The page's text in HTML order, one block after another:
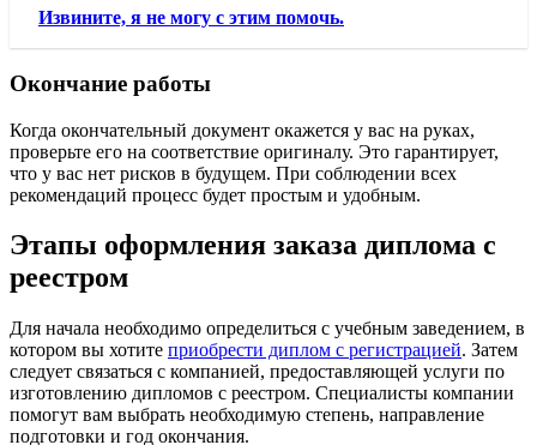
Извините, я не могу с этим помочь.
Окончание работы
Когда окончательный документ окажется у вас на руках,
проверьте его на соответствие оригиналу. Это гарантирует,
что у вас нет рисков в будущем. При соблюдении всех
рекомендаций процесс будет простым и удобным.
Этапы оформления заказа диплома с
реестром
Для начала необходимо определиться с учебным заведением, в
котором вы хотите приобрести диплом с регистрацией. Затем
следует связаться с компанией, предоставляющей услуги по
изготовлению дипломов с реестром. Специалисты компании
помогут вам выбрать необходимую степень, направление
подготовки и год окончания.